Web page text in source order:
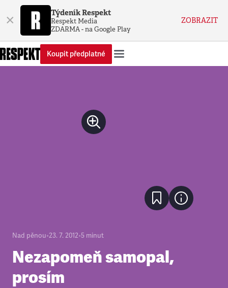
× Týdeník Respekt
Respekt Media
ZDARMA - na Google Play
ZOBRAZIT
Koupit předplatné
Nad pěnou•23. 7. 2012•5 minut
Nezapomeň samopal,
prosím